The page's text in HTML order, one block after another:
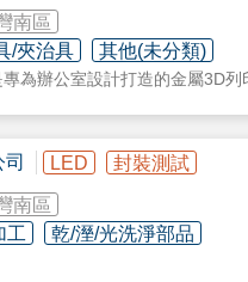
南區
/夾治具 其他(未分類)
為辦公室設計打造的金屬3D
工具鋼 (SKD11) 等。此系統
作簡易。
場上解析度最高、速度最快的
質達交貨級的全密度零件，亦
粉末材料提供客戶不同的材料
LED 封裝測試
南區
工 乾/溼/光洗淨部品